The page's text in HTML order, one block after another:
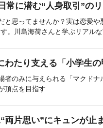
常に潜む“人身取引”の
と思ってませんか？実は恋愛や
。川島海荷さんと学ぶリアルな
たり支える「小学生の
者のみに与えられる「マクドナ
頂点を目指す
片思い”にキュンが止